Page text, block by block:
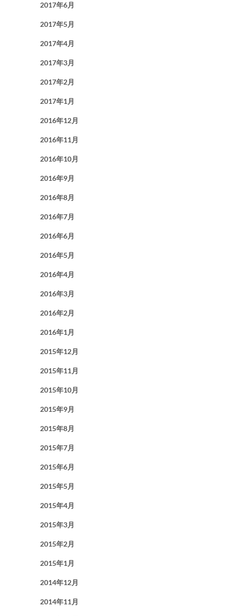
2017年6月
2017年5月
2017年4月
2017年3月
2017年2月
2017年1月
2016年12月
2016年11月
2016年10月
2016年9月
2016年8月
2016年7月
2016年6月
2016年5月
2016年4月
2016年3月
2016年2月
2016年1月
2015年12月
2015年11月
2015年10月
2015年9月
2015年8月
2015年7月
2015年6月
2015年5月
2015年4月
2015年3月
2015年2月
2015年1月
2014年12月
2014年11月